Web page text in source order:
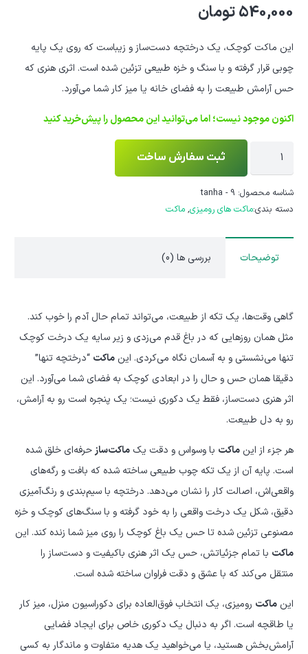
540,000تومان
این ماکت کوچک، یک درختچه دست‌ساز و زیباست که روی یک پایه
چوبی قرار گرفته و با سنگ و خزه طبیعی تزئین شده است. اثری هنری که
حس آرامش طبیعت را به فضای خانه یا میز کار شما می‌آورد.
اکنون موجود نیست؛ اما می‌توانید این محصول را پیش‌خرید کنید
ماکت
رومیزی
درختچه
تنها
ثبت سفارش ساخت
شناسه محصول: tanha - 9
دسته بندی:ماکت های رومیزی, ماکت
توضیحات بررسی ها (0)
گاهی وقت‌ها، یک تکه از طبیعت، می‌تواند تمام حال آدم را خوب کند.
مثل همان روزهایی که در باغ قدم می‌زدی و زیر سایه یک درخت کوچک
تنها می‌نشستی و به آسمان نگاه می‌کردی. این ماکت “درختچه تنها”
دقیقا همان حس و حال را در ابعادی کوچک به فضای شما می‌آورد. این
اثر هنری دست‌ساز، فقط یک دکوری نیست؛ یک پنجره است رو به آرامش،
رو به دل طبیعت.
هر جزء از این ماکت با وسواس و دقت یک ماکت‌سازحرفه‌ای خلق شده
است. پایه آن از یک تکه چوب طبیعی ساخته شده که بافت و رگه‌های
واقعی‌اش، اصالت کار را نشان می‌دهد. درختچه با سیم‌بندی و رنگ‌آمیزی
دقیق، شکل یک درخت واقعی را به خود گرفته و با سنگ‌های کوچک و خزه
مصنوعی تزئین شده تا حس یک باغ کوچک را روی میز شما زنده کند. این
ماکت با تمام جزئیاتش، حس یک اثر هنری باکیفیت و دست‌ساز را
منتقل می‌کند که با عشق و دقت فراوان ساخته شده است.
این ماکت رومیزی، یک انتخاب فوق‌العاده برای دکوراسیون منزل، میز کار
یا طاقچه است. اگر به دنبال یک دکوری خاص برای ایجاد فضایی
آرامش‌بخش هستید، یا می‌خواهید یک هدیه متفاوت و ماندگار به کسی